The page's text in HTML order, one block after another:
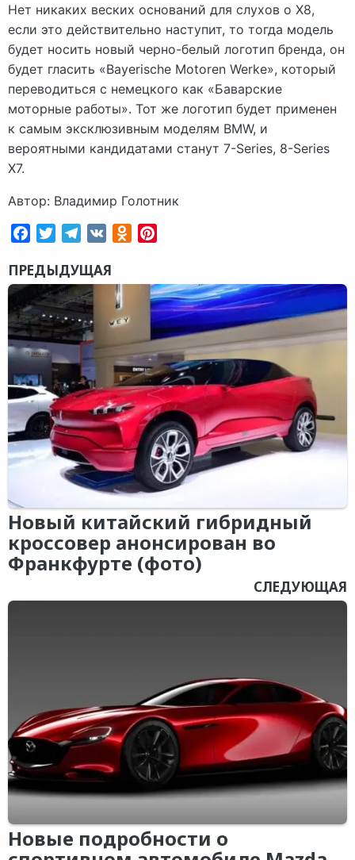
Нет никаких веских оснований для слухов о X8,
если это действительно наступит, то тогда модель
будет носить новый черно-белый логотип бренда, он
будет гласить «Bayerische Motoren Werke», который
переводиться с немецкого как «Баварские
моторные работы». Тот же логотип будет применен
к самым эксклюзивным моделям BMW, и
вероятными кандидатами станут 7-Series, 8-Series
X7.
Автор: Владимир Голотник
FacebookTwitterTelegram
VK Odnoklassniki
ПРЕДЫДУЩАЯ
Новый китайский гибридный
кроссовер анонсирован во
Франкфурте (фото)
СЛЕДУЮЩАЯ
Новые подробности о